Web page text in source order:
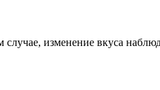
изменение вкуса